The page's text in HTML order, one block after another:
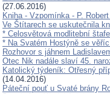
(27.06.2016)
Kniha - Vzpomínka - P.
Ve Štítarech se uskutečnila
* Celosvětová modlitební
* Na Svatém Hostýně se
Rozhovor s jáhnem
Otec Nik nadále slaví 45.
Katolický týdeník: Otřesný
(14.04.2016)
Páteční pouť u Svaté brány